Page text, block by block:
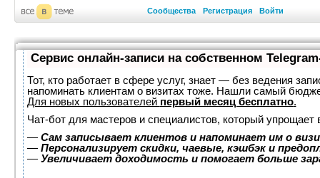
Сообщества Регистрация Войти
Сервис онлайн-записи на собственном
Тот, кто работает в сфере услуг, знает — без ведения
напоминать клиентам о визитах тоже. Нашли самый
Для новых пользователей первый месяц бесплатно.
Чат-бот для мастеров и специалистов, который упрощает
— Сам записывает клиентов и напоминает им о
— Персонализирует скидки, чаевые, кэшбэк и
— Увеличивает доходимость и помогает больше